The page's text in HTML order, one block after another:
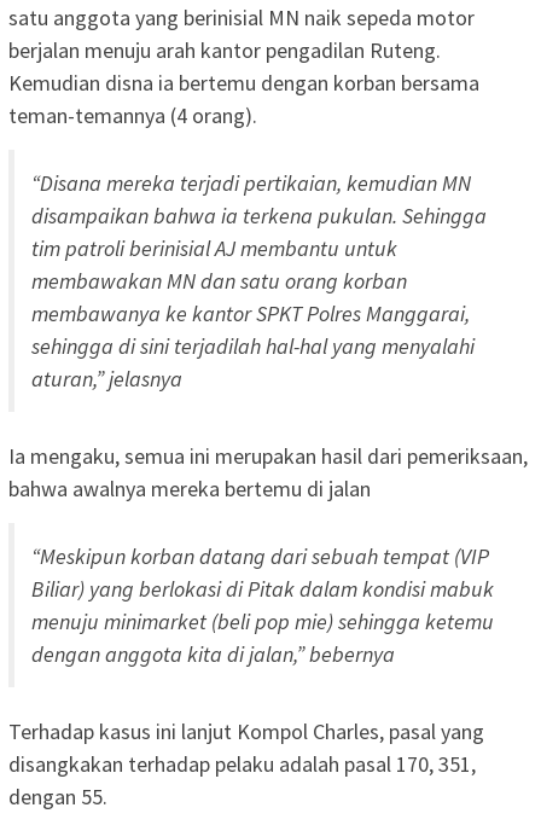
satu anggota yang berinisial MN naik sepeda motor
berjalan menuju arah kantor pengadilan Ruteng.
Kemudian disna ia bertemu dengan korban bersama
teman-temannya (4 orang).
“Disana mereka terjadi pertikaian, kemudian MN
disampaikan bahwa ia terkena pukulan. Sehingga
tim patroli berinisial AJ membantu untuk
membawakan MN dan satu orang korban
membawanya ke kantor SPKT Polres Manggarai,
sehingga di sini terjadilah hal-hal yang menyalahi
aturan,” jelasnya
Ia mengaku, semua ini merupakan hasil dari pemeriksaan,
bahwa awalnya mereka bertemu di jalan
“Meskipun korban datang dari sebuah tempat (VIP
Biliar) yang berlokasi di Pitak dalam kondisi mabuk
menuju minimarket (beli pop mie) sehingga ketemu
dengan anggota kita di jalan,” bebernya
Terhadap kasus ini lanjut Kompol Charles, pasal yang
disangkakan terhadap pelaku adalah pasal 170, 351,
dengan 55.